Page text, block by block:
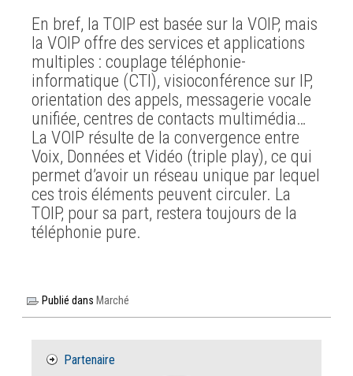
En bref, la TOIP est basée sur la VOIP, mais
la VOIP offre des services et applications
multiples : couplage téléphonie-
informatique (CTI), visioconférence sur IP,
orientation des appels, messagerie vocale
unifiée, centres de contacts multimédia…
La VOIP résulte de la convergence entre
Voix, Données et Vidéo (triple play), ce qui
permet d’avoir un réseau unique par lequel
ces trois éléments peuvent circuler. La
TOIP, pour sa part, restera toujours de la
téléphonie pure.
Publié dans Marché
Partenaire